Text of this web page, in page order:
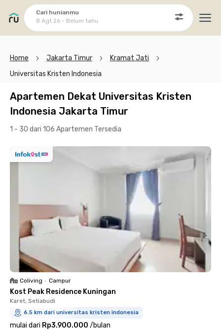
Cari hunianmu
8 Agt 26 - Belum tahu
Home Jakarta Timur
Kramat Jati
Universitas Kristen Indonesia
Apartemen Dekat Universitas Kristen
Indonesia Jakarta Timur
1 - 30 dari 106 Apartemen Tersedia
Coliving • Campur
Kost Peak Residence Kuningan
Karet, Setiabudi
6.5 km dari universitas kristen indonesia
mulai dari Rp3.900.000 /bulan